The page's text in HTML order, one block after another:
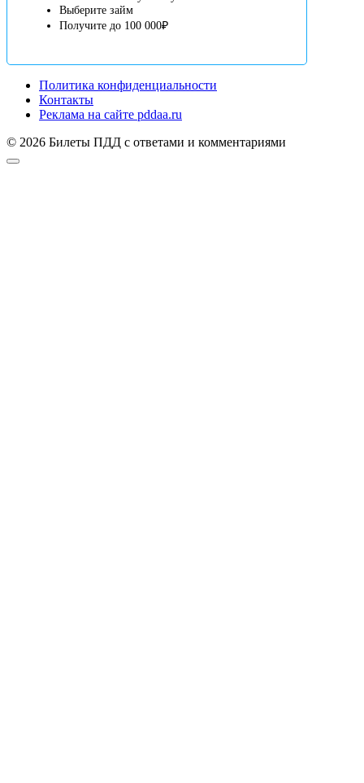
Выберите займ
Получите до 100 000₽
Политика конфиденциальности
Контакты
Реклама на сайте pddaa.ru
© 2026 Билеты ПДД с ответами и комментариями